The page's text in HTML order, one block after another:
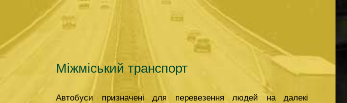
Міжміський транспорт
Автобуси призначені для перевезення людей на далекі